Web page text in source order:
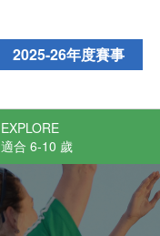
2025-26年度賽事
EXPLORE
適合 6-10 歲